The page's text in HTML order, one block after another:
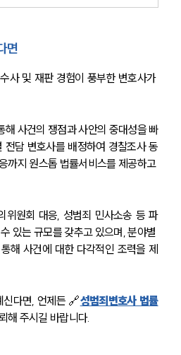
식/자료
공지사항
률 블로그
법률서식
터/브로슈어
률상담예약
률상담예약
면
사 및 재판 경험이 풍부한 변호사가
해 사건의 쟁점과 사안의 중대성을 빠
전담 변호사를 배정하여 경찰조사 동
까지 원스톱 법률서비스를 제공하고
위원회 대응, 성범죄 민사소송 등 파
있는 규모를 갖추고 있으며, 분야별
해 사건에 대한 다각적인 조력을 제
신다면, 언제든 🔗성범죄변호사 법률
해 주시길 바랍니다.